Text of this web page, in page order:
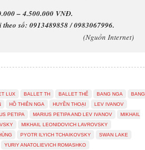
– 4.500.000 VNĐ.
số: 0913489858 / 0983067996.
(Nguồn Internet)
LUX BALLET TH BALLET THẾ BANG NGA
BANG
HỒ THIÊN NGA HUYỀN THOẠI
LEV IVANOV
PETIPA MARIUS PETIPA AND LEV IVANOV
MIKHAIL
MIKHAIL LEONIDOVICH LAVROVSKY
PYOTR ILYICH TCHAIKOVSKY
SWAN LAKE
YURIY ANATOLIEVICH ROMASHKO